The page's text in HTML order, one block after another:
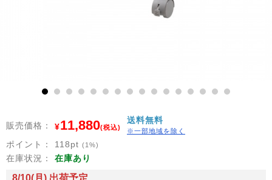
10 11 12 13 14 15
販売価格： ¥11,880(税込)
送料無料
※一部地域を除く
ポイント： 118pt (1%)
在庫状況： 在庫あり
8/10(月) 出荷予定